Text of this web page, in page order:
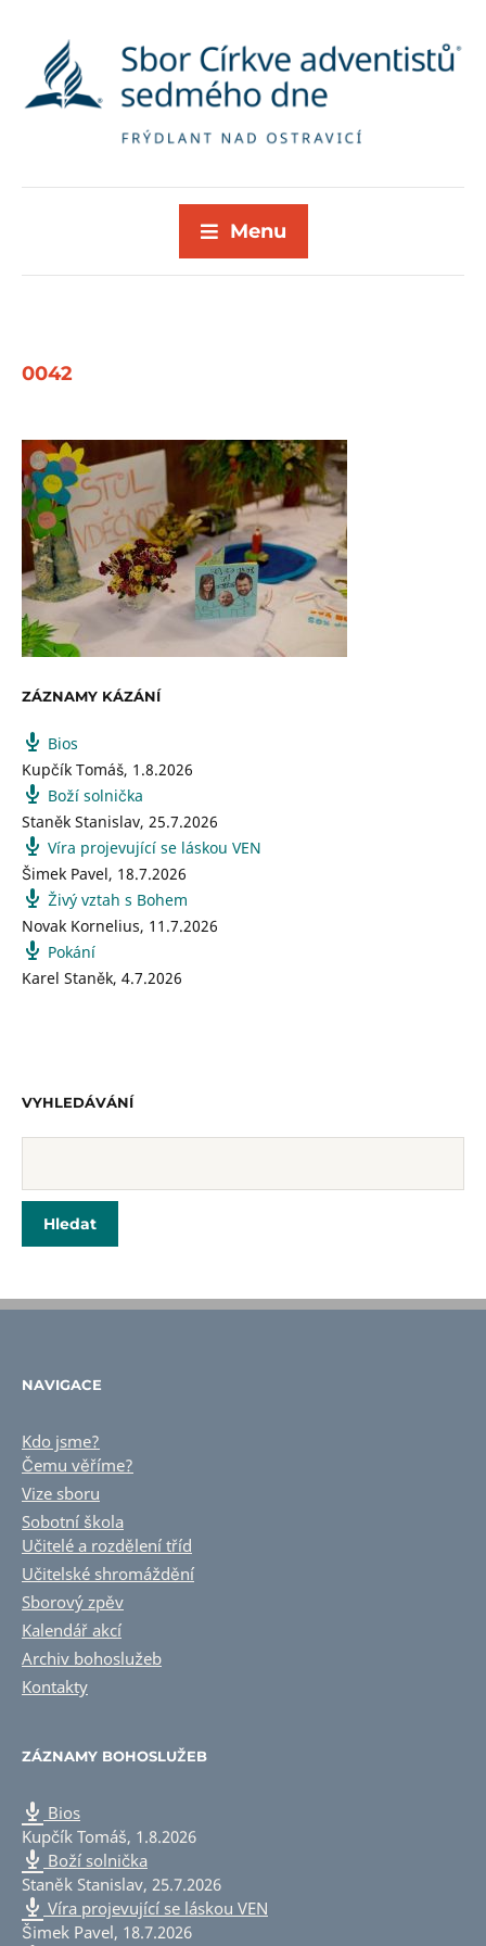
Menu
0042
ZÁZNAMY KÁZÁNÍ
Bios
Kupčík Tomáš, 1.8.2026
Boží solnička
Staněk Stanislav, 25.7.2026
Víra projevující se láskou VEN
Šimek Pavel, 18.7.2026
Živý vztah s Bohem
Novak Kornelius, 11.7.2026
Pokání
Karel Staněk, 4.7.2026
VYHLEDÁVÁNÍ
NAVIGACE
Kdo jsme?
Čemu věříme?
Vize sboru
Sobotní škola
Učitelé a rozdělení tříd
Učitelské shromáždění
Sborový zpěv
Kalendář akcí
Archiv bohoslužeb
Kontakty
ZÁZNAMY BOHOSLUŽEB
Bios
Kupčík Tomáš, 1.8.2026
Boží solnička
Staněk Stanislav, 25.7.2026
Víra projevující se láskou VEN
Šimek Pavel, 18.7.2026